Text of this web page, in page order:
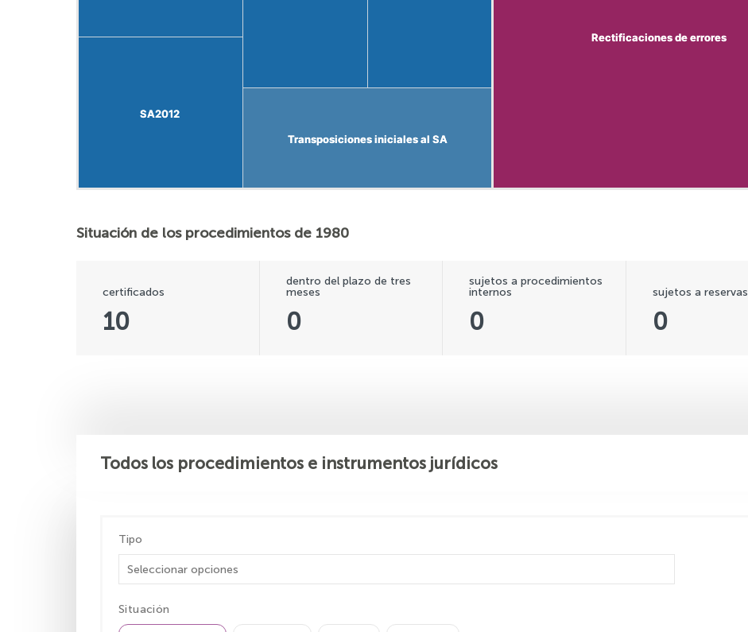
Rectificaciones de errores
Rectificaciones de errores
SA2012
SA2012
Transposiciones iniciales al SA
Transposiciones iniciales al SA
Situación de los procedimientos de 1980
10
certificados
0
dentro del plazo de tres
meses
0
sujetos a procedimientos
internos
0
sujetos a reservas
Todos los procedimientos e instrumentos jurídicos
Tipo
Situación